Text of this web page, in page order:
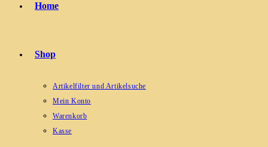
Home
Shop
Artikelfilter und Artikelsuche
Mein Konto
Warenkorb
Kasse